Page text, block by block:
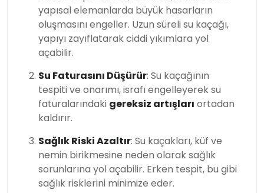
yapısal elemanlarda büyük hasarların
oluşmasını engeller. Uzun süreli su kaçağı,
yapıyı zayıflatarak ciddi yıkımlara yol
açabilir.
Su Faturasını Düşürür: Su kaçağının
tespiti ve onarımı, israfı engelleyerek su
faturalarındaki gereksiz artışları ortadan
kaldırır.
Sağlık Riski Azaltır: Su kaçakları, küf ve
nemin birikmesine neden olarak sağlık
sorunlarına yol açabilir. Erken tespit, bu gibi
sağlık risklerini minimize eder.